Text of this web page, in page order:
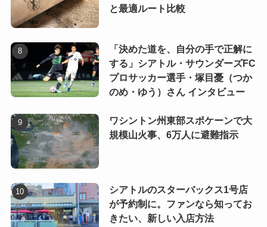
と最適ルート比較
「決めた道を、自分の手で正解に
する」シアトル・サウンダーズFC
プロサッカー選手・塚目憂（つか
のめ・ゆう）さん インタビュー
ワシントン州東部スポケーンで大
規模山火事、6万人に避難指示
シアトルのスターバックス1号店
が予約制に。ファンなら知ってお
きたい、新しい入店方法